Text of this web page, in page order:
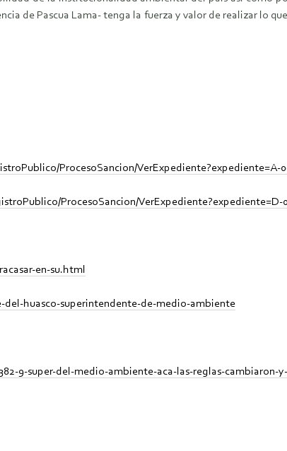
de Pascua Lama- tenga la fuerza y valor de realizar lo
ProcesoSancion/VerExpediente?expediente=A-
ProcesoSancion/VerExpediente?expediente=D-
en-su.html
huasco-superintendente-de-medio-ambiente
9-super-del-medio-ambiente-aca-las-reglas-cambiaron-